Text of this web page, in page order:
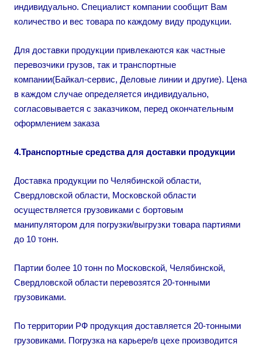
индивидуально. Специалист компании сообщит Вам
количество и вес товара по каждому виду продукции.
Для доставки продукции привлекаются как частные
перевозчики грузов, так и транспортные
компании(Байкал-сервис, Деловые линии и другие). Цена
в каждом случае определяется индивидуально,
согласовывается с заказчиком, перед окончательным
оформлением заказа
4.Транспортные средства для доставки продукции
Доставка продукции по Челябинской области,
Свердловской области, Московской области
осуществляется грузовиками с бортовым
манипулятором для погрузки/выгрузки товара партиями
до 10 тонн.
Партии более 10 тонн по Московской, Челябинской,
Свердловской области перевозятся 20-тонными
грузовиками.
По территории РФ продукция доставляется 20-тонными
грузовиками. Погрузка на карьере/в цехе производится